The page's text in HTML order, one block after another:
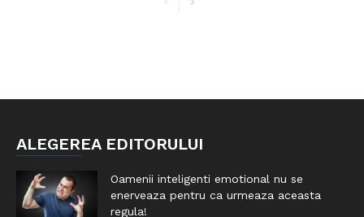
ALEGEREA EDITORULUI
Oamenii inteligenti emotional nu se
enerveaza pentru ca urmeaza aceasta
regula!